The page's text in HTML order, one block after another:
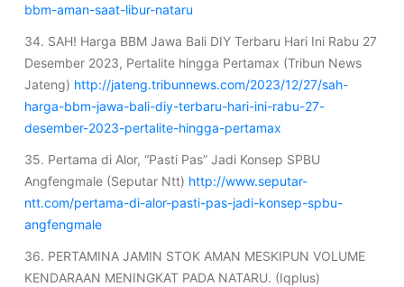
bbm-aman-saat-libur-nataru
34. SAH! Harga BBM Jawa Bali DIY Terbaru Hari Ini Rabu 27
Desember 2023, Pertalite hingga Pertamax (Tribun News
Jateng) http://jateng.tribunnews.com/2023/12/27/sah-
harga-bbm-jawa-bali-diy-terbaru-hari-ini-rabu-27-
desember-2023-pertalite-hingga-pertamax
35. Pertama di Alor, “Pasti Pas” Jadi Konsep SPBU
Angfengmale (Seputar Ntt) http://www.seputar-
ntt.com/pertama-di-alor-pasti-pas-jadi-konsep-spbu-
angfengmale
36. PERTAMINA JAMIN STOK AMAN MESKIPUN VOLUME
KENDARAAN MENINGKAT PADA NATARU. (Iqplus)